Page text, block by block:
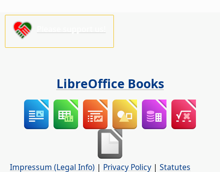
LibreOffice Books
Impressum (Legal Info) | Privacy Policy | Statutes